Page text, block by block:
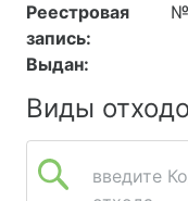
Реестровая
запись:
№
Выдан:
Виды
введите